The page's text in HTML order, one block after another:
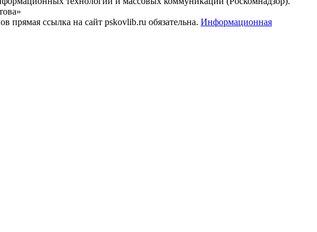
прямая ссылка на сайт pskovlib.ru обязательна. Информационная